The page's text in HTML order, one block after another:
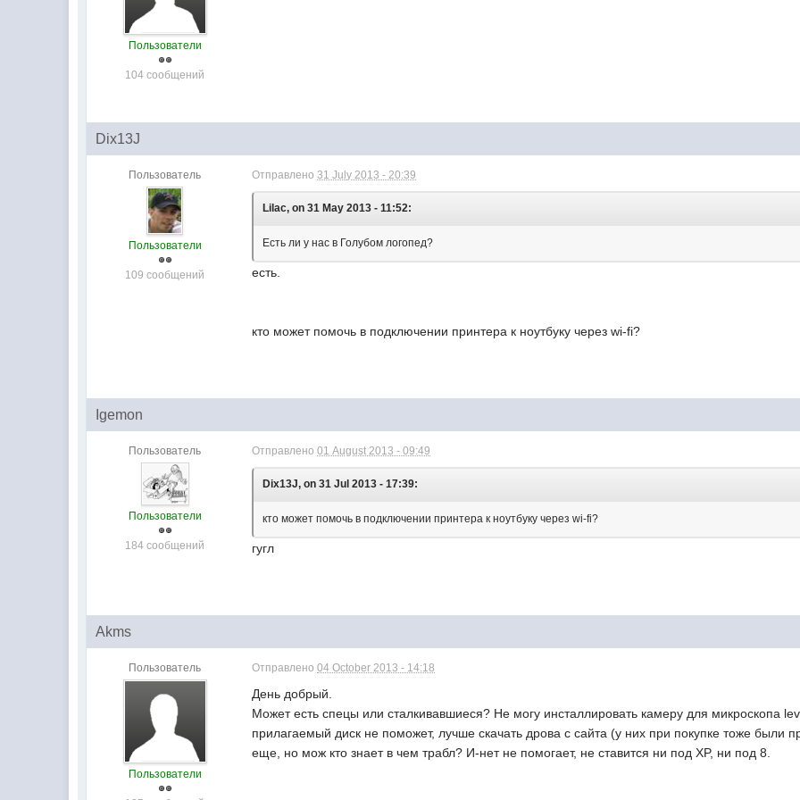
Пользователи
104 сообщений
Dix13J
Пользователь
Пользователи
109 сообщений
Отправлено31 July 2013 - 20:39
Lilac, on 31 May 2013 - 11:52:
Есть ли у нас в Голубом логопед?
есть.
кто может помочь в подключении принтера к ноутбуку через wi-fi?
Igemon
Пользователь
Пользователи
184 сообщений
Отправлено01 August 2013 - 09:49
Dix13J, on 31 Jul 2013 - 17:39:
кто может помочь в подключении принтера к ноутбуку через wi-fi?
гугл
Akms
Пользователь
Пользователи
Отправлено04 October 2013 - 14:18
День добрый.
Может есть спецы или сталкивавшиеся? Не могу инсталлировать камеру для микроскопа
прилагаемый диск не поможет, лучше скачать дрова с сайта (у них при покупке тоже были
еще, но мож кто знает в чем трабл? И-нет не помогает, не ставится ни под XP, ни под 8.